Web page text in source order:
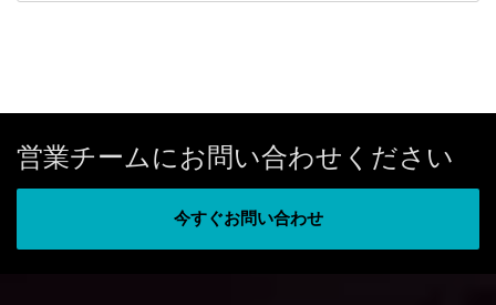
営業チームにお問い合わせください
今すぐお問い合わせ